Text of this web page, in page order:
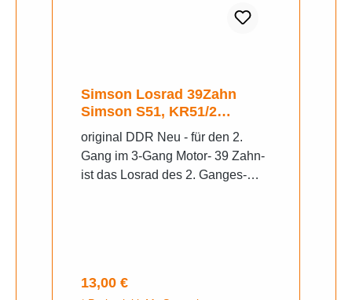
Simson Losrad 39Zahn
Simson S51, KR51/2
Schwalbe original DDR
original DDR Neu - für den 2.
Gang im 3-Gang Motor- 39 Zahn-
ist das Losrad des 2. Ganges-
Regulärer Preis:
13,00 €